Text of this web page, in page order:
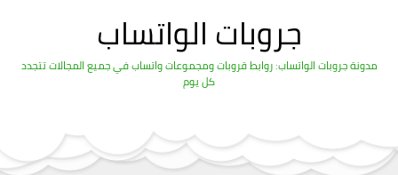
جروبات الواتساب
مدونة جروبات الواتساب: روابط قروبات ومجموعات واتساب في جميع المجالات تتجدد
كل يوم